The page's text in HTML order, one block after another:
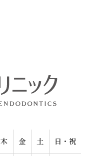
木 金 土 日・祝